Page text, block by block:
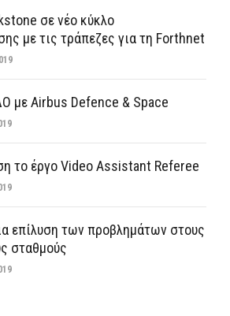
σε νέο κύκλο
με τις τράπεζες για τη Forthnet
με Airbus Defence & Space
το έργο Video Assistant Referee
επίλυση των προβλημάτων στους
σταθμούς